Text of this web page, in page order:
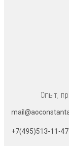
Опыт,
+7(495)513-11-47